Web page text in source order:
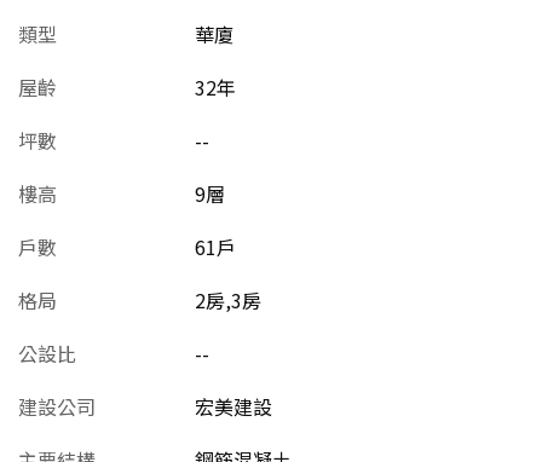
類型
華廈
屋齡
32年
坪數
--
樓高
9層
戶數
61戶
格局
2房,3房
公設比
--
建設公司
宏美建設